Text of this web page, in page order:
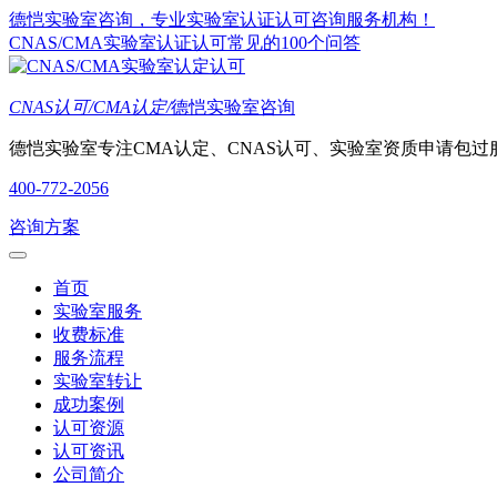
德恺实验室咨询，专业实验室认证认可咨询服务机构！
CNAS/CMA实验室认证认可常见的100个问答
CNAS认可/CMA认定/德恺实验室咨询
德恺实验室专注CMA认定、CNAS认可、实验室资质申请包过
400-772-2056
咨询方案
首页
实验室服务
收费标准
服务流程
实验室转让
成功案例
认可资源
认可资讯
公司简介